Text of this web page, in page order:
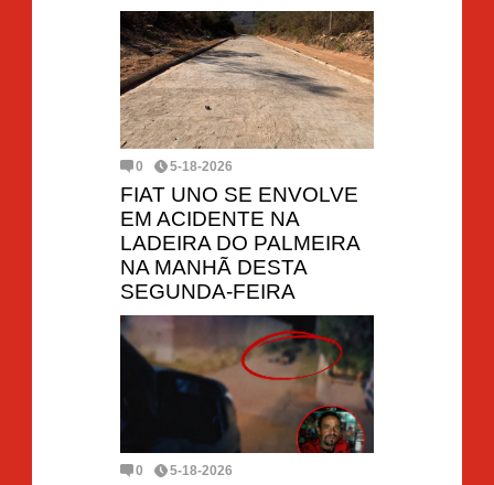
0 5-18-2026
FIAT UNO SE ENVOLVE
EM ACIDENTE NA
LADEIRA DO PALMEIRA
NA MANHÃ DESTA
SEGUNDA-FEIRA
0 5-18-2026